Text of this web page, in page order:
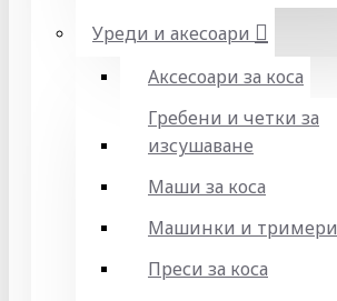
Уреди и акесоари
Аксесоари за коса
Гребени и четки за
изсушаване
Маши за коса
Машинки и тримери
Преси за коса